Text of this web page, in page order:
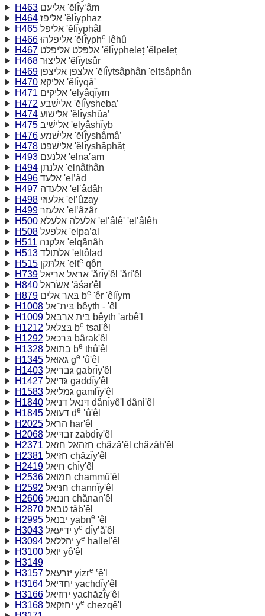
H463
אליעם 'ĕlı̂y‛âm
H464
אליפז 'ĕlı̂yphaz
H465
אליפל 'ĕlı̂yphâl
H466
אליפלהוּ 'ĕlı̂yphe
lêhû
H467
אלפּלט אליפלט 'ĕlı̂ypheleṭ 'ĕlpeleṭ
H468
אליצוּר 'ĕlı̂ytsûr
H469
אלצפן אליצפן 'ĕlı̂ytsâphân 'eltsâphân
H470
אליקא 'ĕlı̂yqâ'
H471
אליקים 'elyâqı̂ym
H472
אלישׁבע 'ĕlı̂ysheba‛
H474
אלישׁוּע 'ĕlı̂yshûa‛
H475
אלישׁיב 'elyâshı̂yb
H476
אלישׁמע 'ĕlı̂yshâmâ‛
H478
אלישׁפט 'ĕlı̂yshâphâṭ
H493
אלנעם 'elna‛am
H494
אלנתן 'elnâthân
H496
אלעד 'el‛âd
H497
אלעדה 'el‛âdâh
H498
אלעוּזי 'el‛ûzay
H499
אלעזר 'el‛âzâr
H500
אלעלה אלעלא 'el‛âlê' 'el‛âlêh
H508
אלפּעל 'elpa‛al
H511
אלקנה 'elqânâh
H513
אלתּולד 'eltôlad
H515
אלתּקן 'elte qôn
H739
אראל אריאל 'ărı̂y'êl 'ări'êl
H840
אשׂראל 'ăśar'êl
H879
בּאר אלים be 'êr 'êlı̂ym
H1008
בּית־אל bêyth - 'êl
H1009
בּית ארבּאל bêyth 'arbê'l
H1212
בּצלאל be tsal'êl
H1292
בּרכאל bârak'êl
H1328
בּתוּאל be thû'êl
H1345
גּאוּאל ge 'û'êl
H1403
גּבריאל gabrı̂y'êl
H1427
גּדּיאל gaddı̂y'êl
H1583
גּמליאל gamlı̂y'êl
H1840
דּנאל דניּאל dânı̂yê'l dâni'êl
H1845
דּעוּאל de ‛û'êl
H2025
הראל har'êl
H2068
זבדּיאל zabdı̂y'êl
H2371
חזהאל חזאל chăzâ'êl chăzâh'êl
H2381
חזיאל chăzı̂y'êl
H2419
חיאל chı̂y'êl
H2536
חמּוּאל chammû'êl
H2592
חנּיאל channı̂y'êl
H2606
חננאל chănan'êl
H2870
טבאל ṭâb'êl
H2995
יבנאל yabne 'êl
H3043
ידיעאל ye dı̂y‛ă'êl
H3094
יהלּלאל ye hallel'êl
H3100
יואל yô'êl
H3149
H3157
יזרעאל yizre ‛ê'l
H3164
יחדּיאל yachdı̂y'êl
H3166
יחזיאל yachăzı̂y'êl
H3168
יחזקאל ye chezqê'l